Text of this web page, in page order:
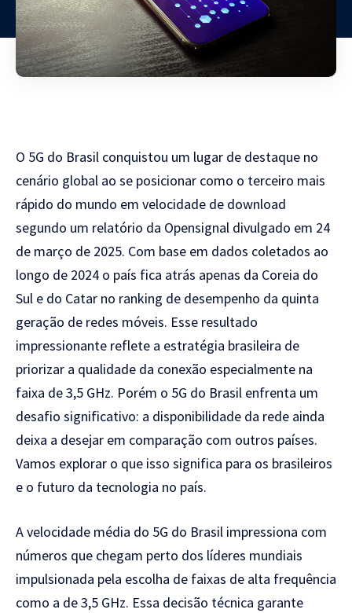
O 5G do Brasil conquistou um lugar de destaque no
cenário global ao se posicionar como o terceiro mais
rápido do mundo em velocidade de download
segundo um relatório da Opensignal divulgado em 24
de março de 2025. Com base em dados coletados ao
longo de 2024 o país fica atrás apenas da Coreia do
Sul e do Catar no ranking de desempenho da quinta
geração de redes móveis. Esse resultado
impressionante reflete a estratégia brasileira de
priorizar a qualidade da conexão especialmente na
faixa de 3,5 GHz. Porém o 5G do Brasil enfrenta um
desafio significativo: a disponibilidade da rede ainda
deixa a desejar em comparação com outros países.
Vamos explorar o que isso significa para os brasileiros
e o futuro da tecnologia no país.
A velocidade média do 5G do Brasil impressiona com
números que chegam perto dos líderes mundiais
impulsionada pela escolha de faixas de alta frequência
como a de 3,5 GHz. Essa decisão técnica garante